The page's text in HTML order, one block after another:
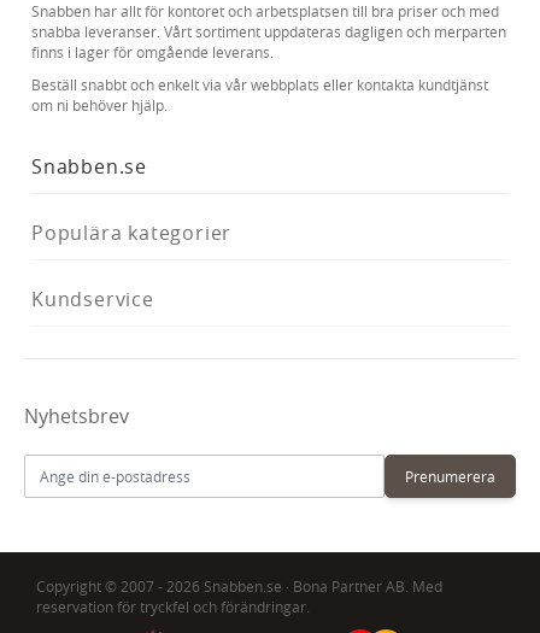
Snabben har allt för kontoret och arbetsplatsen till bra priser och med
snabba leveranser. Vårt sortiment uppdateras dagligen och merparten
finns i lager för omgående leverans.
Beställ snabbt och enkelt via vår webbplats eller kontakta kundtjänst
om ni behöver hjälp.
Snabben.se
Populära kategorier
Kundservice
Nyhetsbrev
Prenumerera
Copyright © 2007 - 2026 Snabben.se · Bona Partner AB. Med
reservation för tryckfel och förändringar.